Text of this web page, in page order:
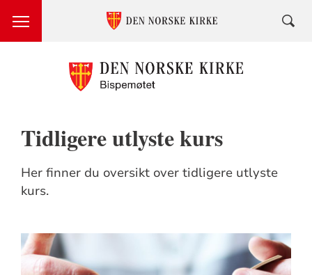
Tidligere utlyste kurs
Her finner du oversikt over tidligere utlyste
kurs.